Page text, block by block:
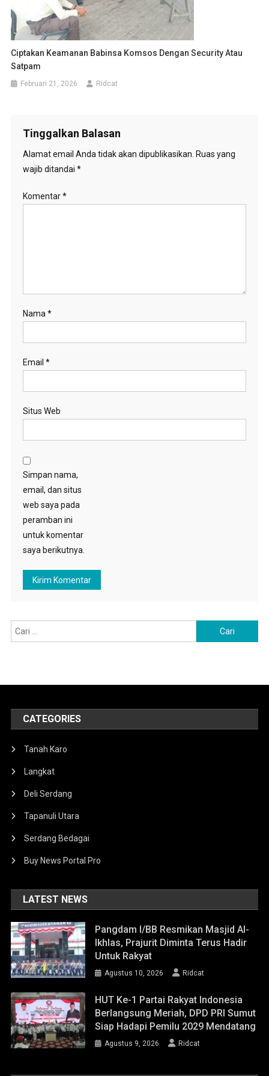
Ciptakan Keamanan Babinsa Komsos Dengan Security Atau
Satpam
Februari 21, 2026 Ridcat
Tinggalkan Balasan
Alamat email Anda tidak akan dipublikasikan. Ruas yang
wajib ditandai *
Komentar*
Nama*
Email *
Situs Web
Simpan nama,
email, dan situs
web saya pada
peramban ini
untuk komentar
saya berikutnya.
untuk:
CATEGORIES
Tanah Karo
Langkat
Deli Serdang
Tapanuli Utara
Serdang Bedagai
Buy News Portal Pro
LATEST NEWS
Pangdam I/BB Resmikan Masjid Al-
Ikhlas, Prajurit Diminta Terus Hadir
Untuk Rakyat
Agustus 10, 2026 Ridcat
HUT Ke-1 Partai Rakyat Indonesia
Berlangsung Meriah, DPD PRI Sumut
Siap Hadapi Pemilu 2029 Mendatang
Agustus 9, 2026 Ridcat